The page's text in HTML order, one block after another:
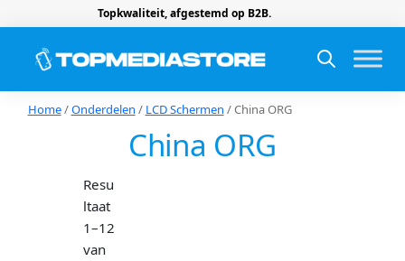
Topkwaliteit, afgestemd op B2B.
Home/Onderdelen / LCD Schermen / China ORG
China ORG
Resu
ltaat
1–12
van